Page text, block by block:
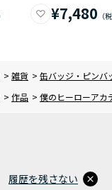
¥7,480
> 雑貨 > 缶バッジ・ピンバ
> 作品 > 僕のヒーローアカ
履歴を残さない